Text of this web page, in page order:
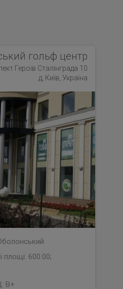
гольф центр
Героїв Сталінграда 10
д, Київ, Україна
площі: 600.00;
B+